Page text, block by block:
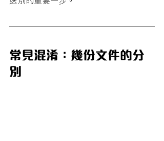
常見混淆：幾份文件的分
別